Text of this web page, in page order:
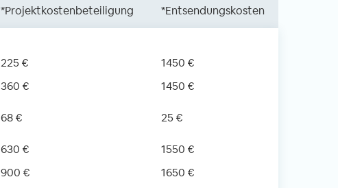
*Projektkostenbeteiligung *Entsendungskosten
225 €
1450 €
360 €
1450 €
68 € 25 €
630 €
1550 €
900 €
1650 €